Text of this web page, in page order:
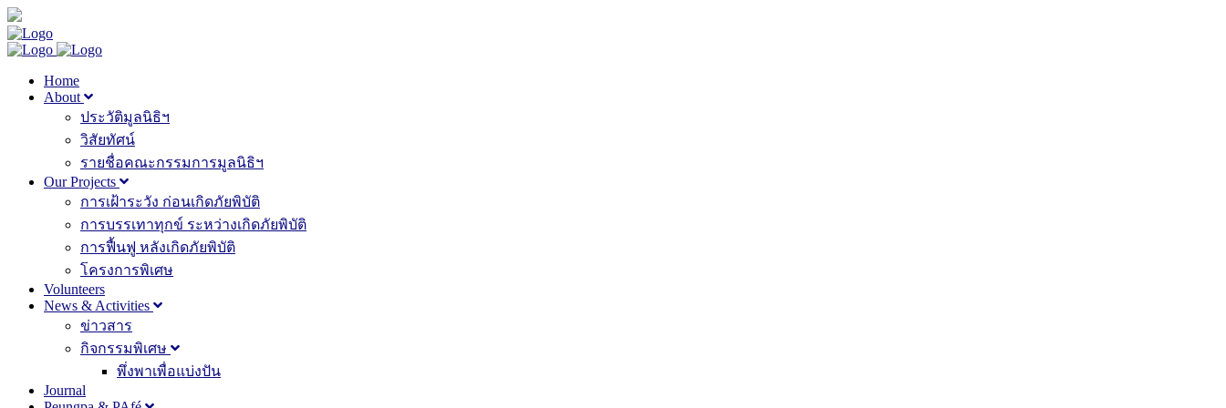
Home
About
ประวัติมูลนิธิฯ
วิสัยทัศน์
รายชื่อคณะกรรมการมูลนิธิฯ
Our Projects
การเฝ้าระวัง ก่อนเกิดภัยพิบัติ
การบรรเทาทุกข์ ระหว่างเกิดภัยพิบัติ
การฟื้นฟู หลังเกิดภัยพิบัติ
โครงการพิเศษ
Volunteers
News & Activities
ข่าวสาร
กิจกรรมพิเศษ
พึ่งพาเพื่อแบ่งปัน
Journal